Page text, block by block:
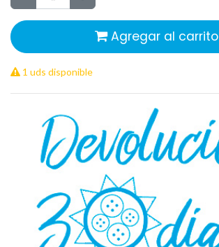
Agregar al carrito
1 uds disponible